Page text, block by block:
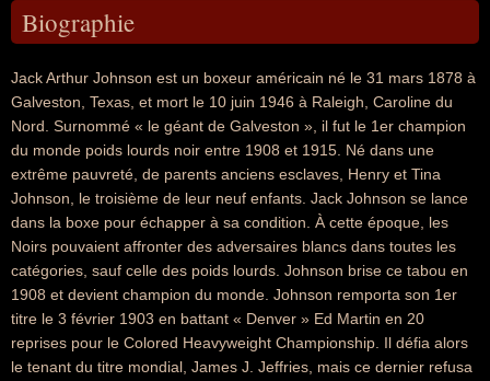
Biographie
Jack Arthur Johnson est un boxeur américain né le 31 mars 1878 à
Galveston, Texas, et mort le 10 juin 1946 à Raleigh, Caroline du
Nord. Surnommé « le géant de Galveston », il fut le 1er champion
du monde poids lourds noir entre 1908 et 1915. Né dans une
extrême pauvreté, de parents anciens esclaves, Henry et Tina
Johnson, le troisième de leur neuf enfants. Jack Johnson se lance
dans la boxe pour échapper à sa condition. À cette époque, les
Noirs pouvaient affronter des adversaires blancs dans toutes les
catégories, sauf celle des poids lourds. Johnson brise ce tabou en
1908 et devient champion du monde. Johnson remporta son 1er
titre le 3 février 1903 en battant « Denver » Ed Martin en 20
reprises pour le Colored Heavyweight Championship. Il défia alors
le tenant du titre mondial, James J. Jeffries, mais ce dernier refusa